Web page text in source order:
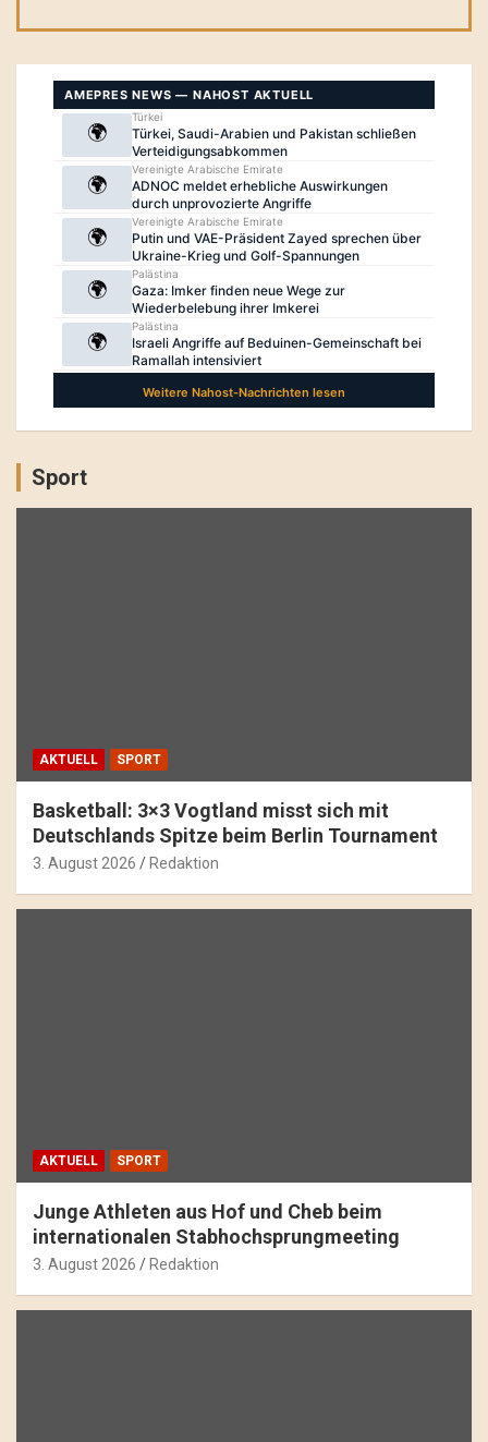
Sport
AKTUELL SPORT
Basketball: 3×3 Vogtland misst sich mit
Deutschlands Spitze beim Berlin Tournament
3. August 2026 Redaktion
AKTUELL SPORT
Junge Athleten aus Hof und Cheb beim
internationalen Stabhochsprungmeeting
3. August 2026 Redaktion